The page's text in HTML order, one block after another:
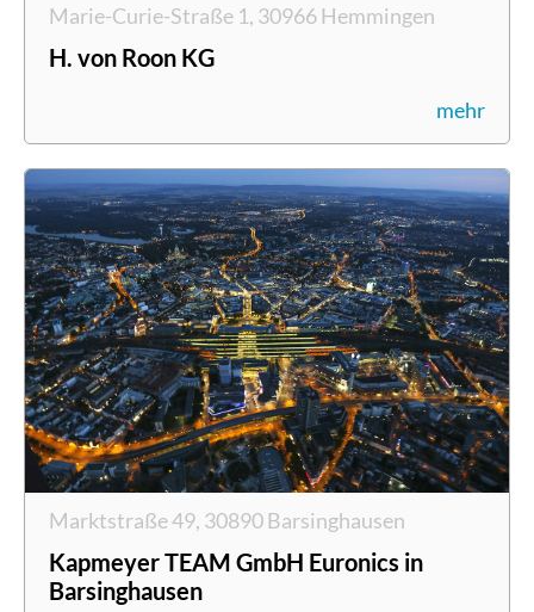
Marie-Curie-Straße 1, 30966 Hemmingen
H. von Roon KG
mehr
Marktstraße 49, 30890 Barsinghausen
Kapmeyer TEAM GmbH Euronics in
Barsinghausen